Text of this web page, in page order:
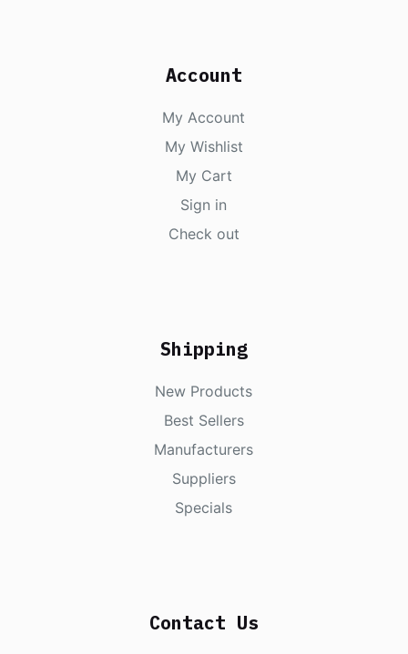
Account
My Account
My Wishlist
My Cart
Sign in
Check out
Shipping
New Products
Best Sellers
Manufacturers
Suppliers
Specials
Contact Us